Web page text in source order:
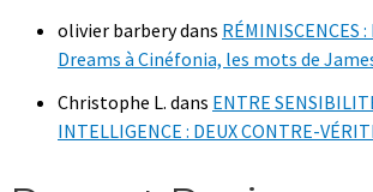
olivier barberydans RÉMINISCENCES
Dreams à Cinéfonia, les mots de
Christophe L. dans ENTRE
INTELLIGENCE : DEUX CONTRE-